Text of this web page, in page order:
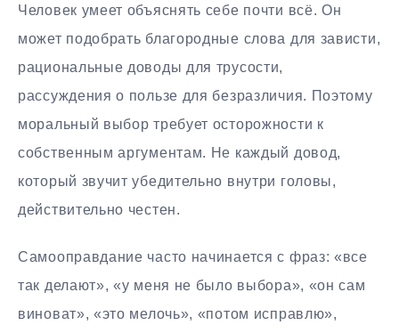
Человек умеет объяснять себе почти всё. Он
может подобрать благородные слова для зависти,
рациональные доводы для трусости,
рассуждения о пользе для безразличия. Поэтому
моральный выбор требует осторожности к
собственным аргументам. Не каждый довод,
который звучит убедительно внутри головы,
действительно честен.
Самооправдание часто начинается с фраз: «все
так делают», «у меня не было выбора», «он сам
виноват», «это мелочь», «потом исправлю»,